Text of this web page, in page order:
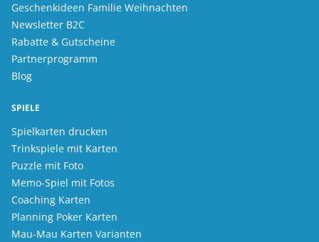
Geschenkideen Familie Weihnachten
Newsletter B2C
Rabatte & Gutscheine
Partnerprogramm
Blog
SPIELE
Spielkarten drucken
Trinkspiele mit Karten
Puzzle mit Foto
Memo-Spiel mit Fotos
Coaching Karten
Planning Poker Karten
Mau-Mau Karten Varianten